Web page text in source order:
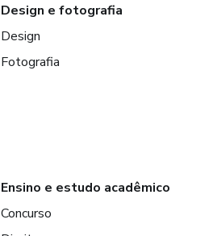
Design e fotografia
Design
Fotografia
Ensino e estudo acadêmico
Concurso